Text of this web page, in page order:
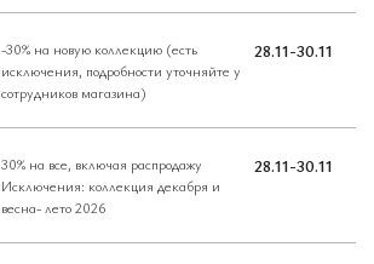
-30% на новую коллекцию (есть
исключения, подробности уточняйте у
сотрудников магазина)
28.11-30.11
30% на все, включая распродажу
Исключения: коллекция декабря и
весна- лето 2026
28.11-30.11